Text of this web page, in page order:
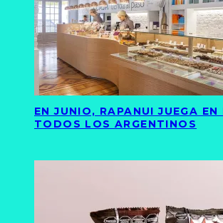
EN JUNIO, RAPANUI JUEGA EN
TODOS LOS ARGENTINOS